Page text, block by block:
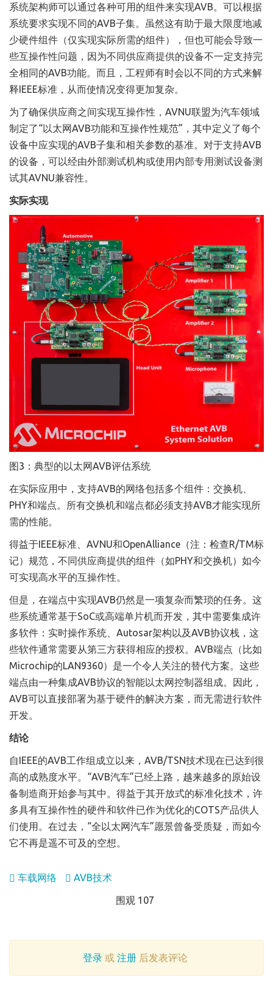
系统架构师可以通过各种可用的组件来实现AVB。可以根据
系统要求实现不同的AVB子集。虽然这有助于最大限度地减
少硬件组件（仅实现实际所需的组件），但也可能会导致一
些互操作性问题，因为不同供应商提供的设备不一定支持完
全相同的AVB功能。而且，工程师有时会以不同的方式来解
释IEEE标准，从而使情况变得更加复杂。
为了确保供应商之间实现互操作性，AVNU联盟为汽车领域
制定了“以太网AVB功能和互操作性规范”，其中定义了每个
设备中应实现的AVB子集和相关参数的基准。对于支持AVB
的设备，可以经由外部测试机构或使用内部专用测试设备测
试其AVNU兼容性。
实际实现
图3：典型的以太网AVB评估系统
在实际应用中，支持AVB的网络包括多个组件：交换机、
PHY和端点。所有交换机和端点都必须支持AVB才能实现所
需的性能。
得益于IEEE标准、AVNU和OpenAlliance（注：检查R/TM标
记）规范，不同供应商提供的组件（如PHY和交换机）如今
可实现高水平的互操作性。
但是，在端点中实现AVB仍然是一项复杂而繁琐的任务。这
些系统通常基于SoC或高端单片机而开发，其中需要集成许
多软件：实时操作系统、Autosar架构以及AVB协议栈，这
些软件通常需要从第三方获得相应的授权。AVB端点（比如
Microchip的LAN9360）是一个令人关注的替代方案。这些
端点由一种集成AVB协议的智能以太网控制器组成。因此，
AVB可以直接部署为基于硬件的解决方案，而无需进行软件
开发。
结论
自IEEE的AVB工作组成立以来，AVB/TSN技术现在已达到很
高的成熟度水平。“AVB汽车”已经上路，越来越多的原始设
备制造商开始参与其中。得益于其开放式的标准化技术，许
多具有互操作性的硬件和软件已作为优化的COTS产品供人
们使用。在过去，“全以太网汽车”愿景曾备受质疑，而如今
它不再是遥不可及的空想。
车载网络 AVB技术
围观 107
登录或 注册后发表评论